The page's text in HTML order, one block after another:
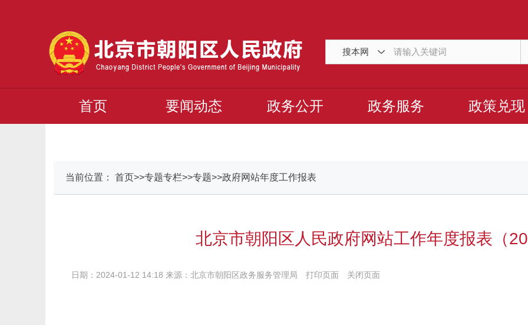
搜本网
首页 要闻动态 政务公开 政务服务 政策兑现
当前位置： 首页>>专题专栏>>专题>>政府网站年度工作报表
北京市朝阳区人民政府网站工作年度报表（
日期：2024-01-12 14:18 来源：北京市朝阳区政务服务管理局 打印页面 关闭页面